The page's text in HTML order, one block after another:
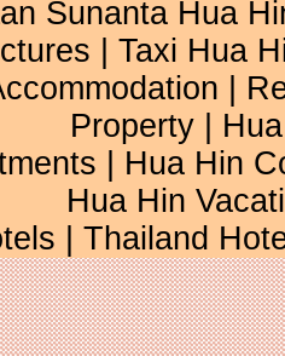
Sunanta Hua
Taxi Hua
Property
Hua Hin
Hua Hin
Thailand